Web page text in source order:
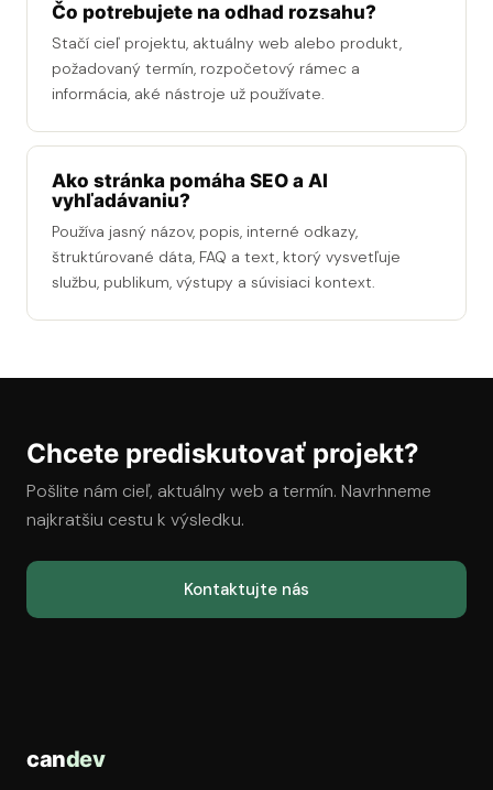
Čo potrebujete na odhad rozsahu?
Stačí cieľ projektu, aktuálny web alebo produkt,
požadovaný termín, rozpočetový rámec a
informácia, aké nástroje už používate.
Ako stránka pomáha SEO a AI
vyhľadávaniu?
Používa jasný názov, popis, interné odkazy,
štruktúrované dáta, FAQ a text, ktorý vysvetľuje
službu, publikum, výstupy a súvisiaci kontext.
Chcete prediskutovať projekt?
Pošlite nám cieľ, aktuálny web a termín. Navrhneme
najkratšiu cestu k výsledku.
Kontaktujte nás
candev